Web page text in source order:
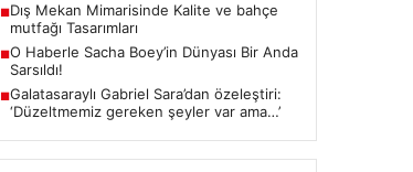
■Dış Mekan Mimarisinde Kalite ve bahçe
mutfağı Tasarımları
■O Haberle Sacha Boey’in Dünyası Bir Anda
Sarsıldı!
■Galatasaraylı Gabriel Sara’dan özeleştiri:
‘Düzeltmemiz gereken şeyler var ama…’